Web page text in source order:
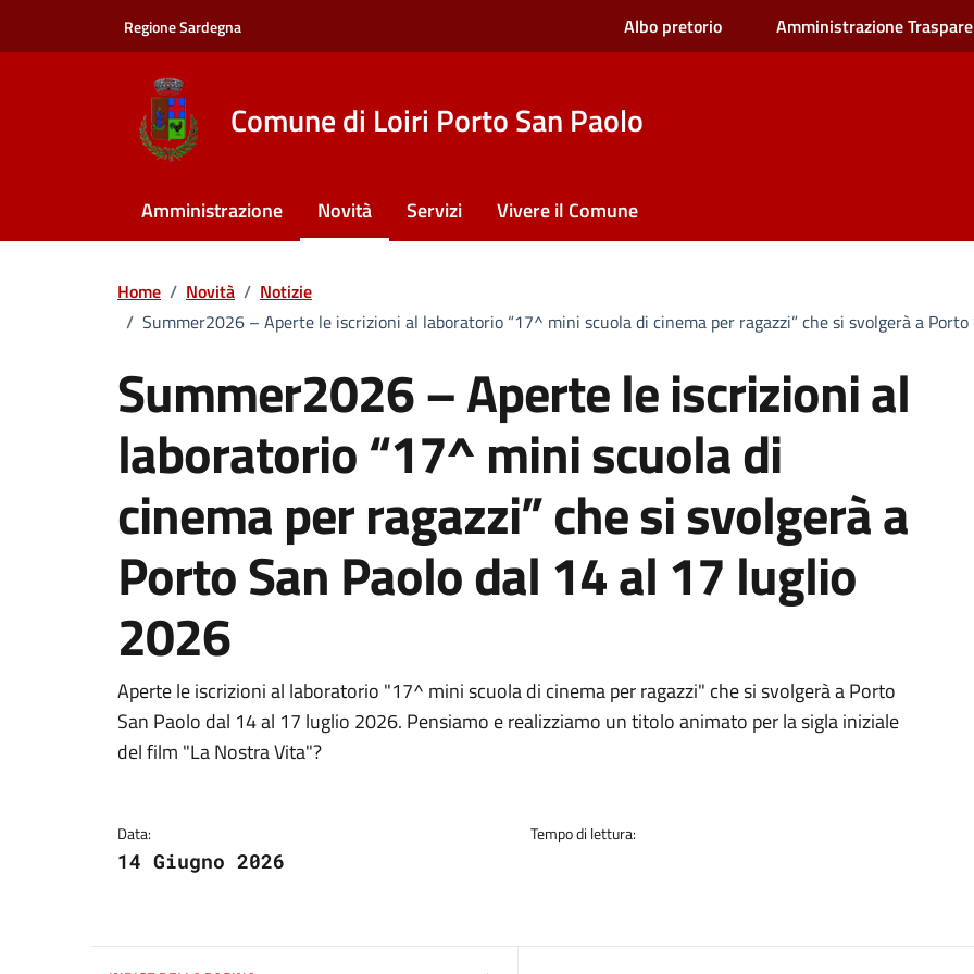
Regione Sardegna Albo pretorio Amministrazione
Comune di Loiri Porto San Paolo
Amministrazione Novità Servizi Vivere il Comune
Home / Novità / Notizie
/ Summer2026 – Aperte le iscrizioni al laboratorio “17^ mini scuola di cinema per ragazzi” che si svolgerà a
Summer2026 – Aperte le iscrizioni al
laboratorio “17^ mini scuola di
cinema per ragazzi” che si svolgerà a
Porto San Paolo dal 14 al 17 luglio
2026
Dettagli della notizia
Aperte le iscrizioni al laboratorio "17^ mini scuola di cinema per ragazzi" che si svolgerà a Porto
San Paolo dal 14 al 17 luglio 2026. Pensiamo e realizziamo un titolo animato per la sigla iniziale
del film "La Nostra Vita"?
Data:
14 Giugno 2026
Tempo di lettura: